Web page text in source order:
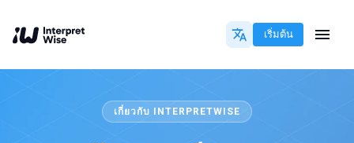
เริ่มต้น
เกี่ยวกับ INTERPRETWISE